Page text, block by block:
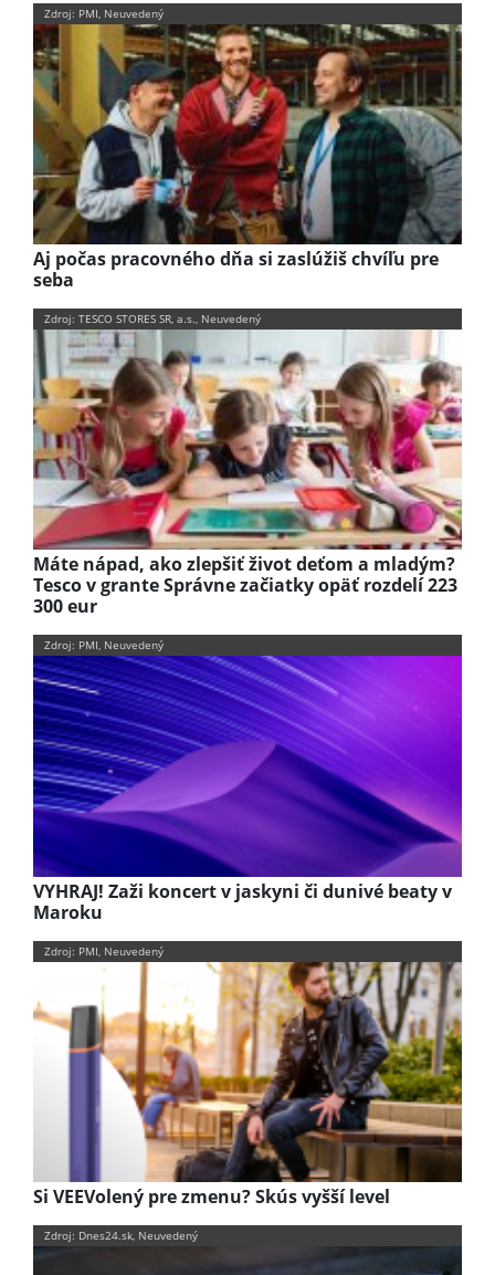
Zdroj: PMI, Neuvedený
Aj počas pracovného dňa si zaslúžiš chvíľu pre
seba
Zdroj: TESCO STORES SR, a.s., Neuvedený
Máte nápad, ako zlepšiť život deťom a mladým?
Tesco v grante Správne začiatky opäť rozdelí 223
300 eur
Zdroj: PMI, Neuvedený
VYHRAJ! Zaži koncert v jaskyni či dunivé beaty v
Maroku
Zdroj: PMI, Neuvedený
Si VEEVolený pre zmenu? Skús vyšší level
Zdroj: Dnes24.sk, Neuvedený